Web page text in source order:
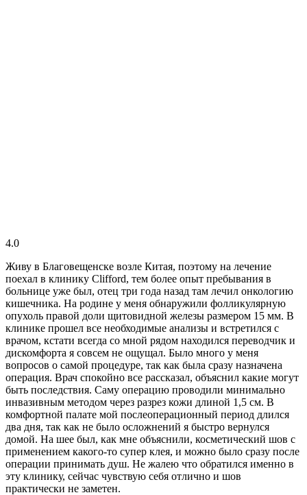
4.0
Живу в Благовещенске возле Китая, поэтому на лечение
поехал в клинику Clifford, тем более опыт пребывания в
больнице уже был, отец три года назад там лечил онкологию
кишечника. На родине у меня обнаружили фолликулярную
опухоль правой доли щитовидной железы размером 15 мм. В
клинике прошел все необходимые анализы и встретился с
врачом, кстати всегда со мной рядом находился переводчик и
дискомфорта я совсем не ощущал. Было много у меня
вопросов о самой процедуре, так как была сразу назначена
операция. Врач спокойно все рассказал, объяснил какие могут
быть последствия. Саму операцию проводили минимально
инвазивным методом через разрез кожи длиной 1,5 см. В
комфортной палате мой послеоперационный период длился
два дня, так как не было осложнений я быстро вернулся
домой. На шее был, как мне объяснили, косметический шов с
применением какого-то супер клея, и можно было сразу после
операции принимать душ. Не жалею что обратился именно в
эту клинику, сейчас чувствую себя отлично и шов
практически не заметен.